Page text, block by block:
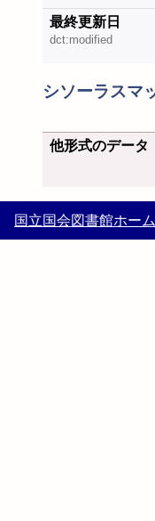
最終更新日
dct:modified
シソーラスマ
他形式のデータ
国立国会図書館ホーム